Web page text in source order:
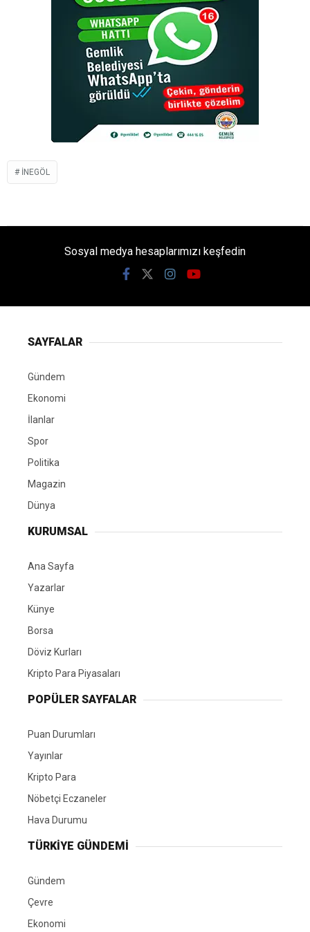
İNEGÖL
Sosyal medya hesaplarımızı keşfedin
SAYFALAR
Gündem
Ekonomi
İlanlar
Spor
Politika
Magazin
Dünya
KURUMSAL
Ana Sayfa
Yazarlar
Künye
Borsa
Döviz Kurları
Kripto Para Piyasaları
POPÜLER SAYFALAR
Puan Durumları
Yayınlar
Kripto Para
Nöbetçi Eczaneler
Hava Durumu
TÜRKIYE GÜNDEMI
Gündem
Çevre
Ekonomi